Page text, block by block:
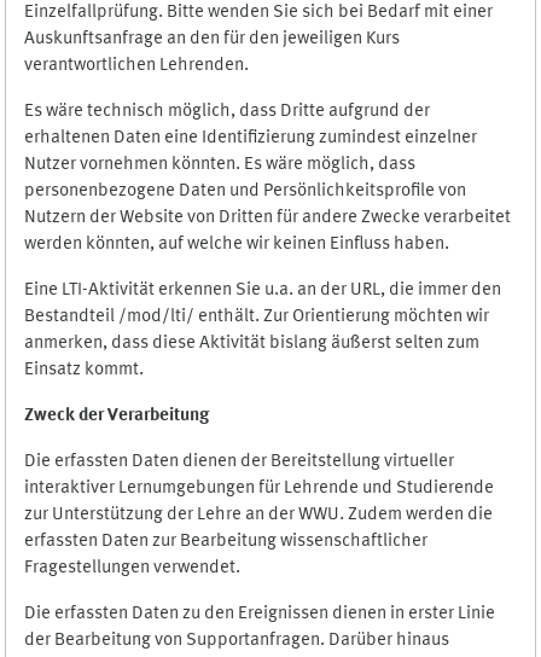
Einzelfallprüfung. Bitte wenden Sie sich bei Bedarf mit einer
Auskunftsanfrage an den für den jeweiligen Kurs
verantwortlichen Lehrenden.
Es wäre technisch möglich, dass Dritte aufgrund der
erhaltenen Daten eine Identifizierung zumindest einzelner
Nutzer vornehmen könnten. Es wäre möglich, dass
personenbezogene Daten und Persönlichkeitsprofile von
Nutzern der Website von Dritten für andere Zwecke verarbeitet
werden könnten, auf welche wir keinen Einfluss haben.
Eine LTI-Aktivität erkennen Sie u.a. an der URL, die immer den
Bestandteil /mod/lti/ enthält. Zur Orientierung möchten wir
anmerken, dass diese Aktivität bislang äußerst selten zum
Einsatz kommt.
Zweck der Verarbeitung
Die erfassten Daten dienen der Bereitstellung virtueller
interaktiver Lernumgebungen für Lehrende und Studierende
zur Unterstützung der Lehre an der WWU. Zudem werden die
erfassten Daten zur Bearbeitung wissenschaftlicher
Fragestellungen verwendet.
Die erfassten Daten zu den Ereignissen dienen in erster Linie
der Bearbeitung von Supportanfragen. Darüber hinaus